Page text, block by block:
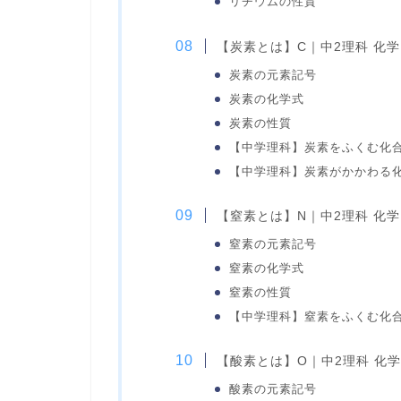
【炭素とは】C｜中2理科 化学
炭素の元素記号
炭素の化学式
炭素の性質
【中学理科】炭素をふくむ化
【中学理科】炭素がかかわる
【窒素とは】N｜中2理科 化学
窒素の元素記号
窒素の化学式
窒素の性質
【中学理科】窒素をふくむ化
【酸素とは】O｜中2理科 化学
酸素の元素記号